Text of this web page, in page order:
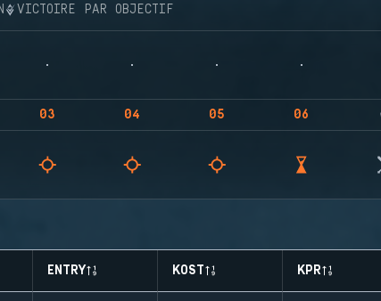
VICTOIRE PAR OBJECTIF
03 04 05 06
ENTRY KOST KPR